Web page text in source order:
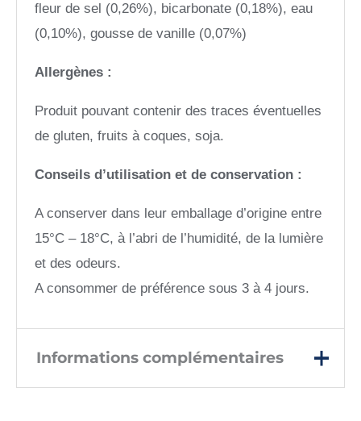
fleur de sel (0,26%), bicarbonate (0,18%), eau
(0,10%), gousse de vanille (0,07%)
Allergènes :
Produit pouvant contenir des traces éventuelles
de gluten, fruits à coques, soja.
Conseils d’utilisation et de conservation :
A conserver dans leur emballage d’origine entre
15°C – 18°C, à l’abri de l’humidité, de la lumière
et des odeurs.
A consommer de préférence sous 3 à 4 jours.
Informations complémentaires